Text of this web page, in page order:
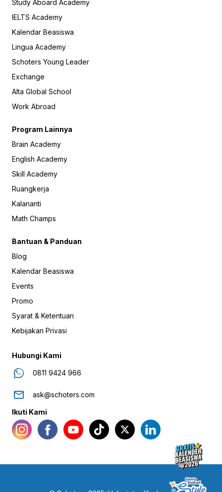
Study Aboard Academy
IELTS Academy
Kalendar Beasiswa
Lingua Academy
Schoters Young Leader
Exchange
Alta Global School
Work Abroad
Program Lainnya
Brain Academy
English Academy
Skill Academy
Ruangkerja
Kalananti
Math Champs
Bantuan & Panduan
Blog
Kalendar Beasiswa
Events
Promo
Syarat & Ketentuan
Kebijakan Privasi
Hubungi Kami
0811 9424 966
ask@schoters.com
Ikuti Kami